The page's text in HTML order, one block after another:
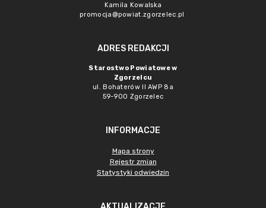
Kamila Kowalska
promocja@powiat.zgorzelec.pl
ADRES REDAKCJI
Starostwo Powiatowe w
Zgorzelcu
ul. Bohaterów II AWP 8a
59-900 Zgorzelec
INFORMACJE
Mapa strony
Rejestr zmian
Statystyki odwiedzin